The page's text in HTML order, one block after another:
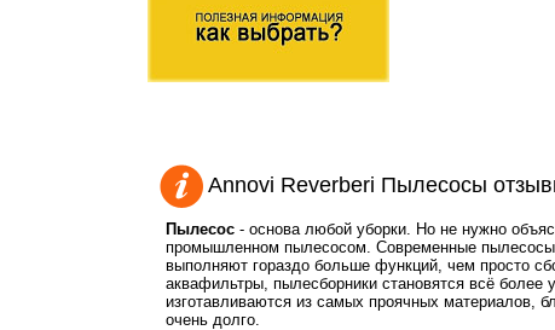
Annovi Reverberi Пылесосы
Пылесос - основа любой уборки. Но не нужно
промышленном пылесосом. Современные пылесосы
выполняют гораздо больше функций, чем просто
аквафильтры, пылесборники становятся всё
изготавливаются из самых проячных материалов,
очень долго.